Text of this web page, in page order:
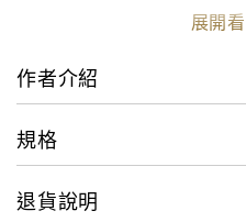
【首刷限定】 日本虎之穴
筆短篇畫卡
殺。」「可以請各位拯救
是水之都─邊境最繁榮的
展開
作者介紹
規格
退貨說明